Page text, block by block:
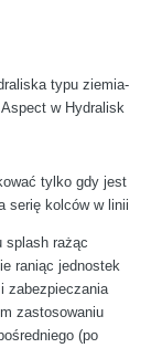
typu ziemia-
w Hydralisk
tylko gdy jest
serię kolców w linii
splash rażąc
raniąc jednostek
zabezpieczania
zastosowaniu
(po